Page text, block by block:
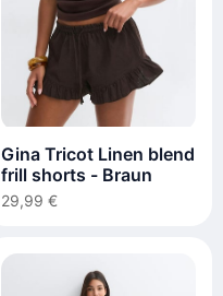
Gina Tricot Linen blend
frill shorts - Braun
29,99 €